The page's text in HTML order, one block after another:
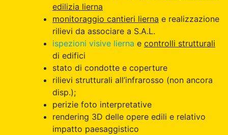
edilizia lierna
monitoraggio cantieri lierna e realizzazione
rilievi da associare a S.A.L.
ispezioni visive lierna e controlli strutturali
di edifici
stato di condotte e coperture
rilievi strutturali all’infrarosso (non ancora
disp.);
perizie foto interpretative
rendering 3D delle opere edili e relativo
impatto paesaggistico